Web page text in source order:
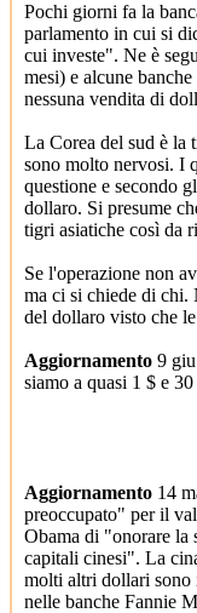
Pochi giorni fa la
parlamento in cui si
cui investe". Ne è
mesi) e alcune
nessuna vendita di
La Corea del sud è la
sono molto nervosi. I
questione e secondo
dollaro. Si presume
tigri asiatiche così da
Se l'operazione non
ma ci si chiede di chi.
del dollaro visto che
Aggiornamento 9
siamo a quasi 1 $ e
Aggiornamento 14
preoccupato" per il
Obama di "onorare la
capitali cinesi". La
molti altri dollari
nelle banche Fannie